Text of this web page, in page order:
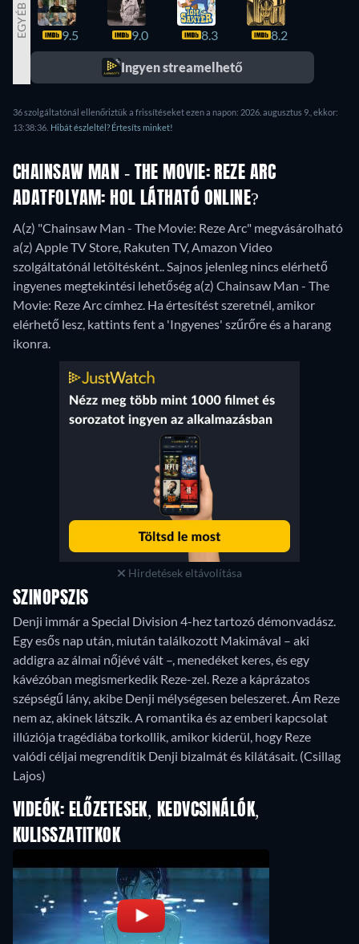
EGYÉB 9.5 9.0 8.3 8.2
Ingyen streamelhető
36 szolgáltatónál ellenőriztük a frissítéseket ezen a napon: 2026. augusztus 9., ekkor:
13:38:36. Hibát észleltél? Értesíts minket!
CHAINSAW MAN - THE MOVIE: REZE ARC
ADATFOLYAM: HOL LÁTHATÓ ONLINE?
A(z) "Chainsaw Man - The Movie: Reze Arc" megvásárolható
a(z) Apple TV Store, Rakuten TV, Amazon Video
szolgáltatónál letöltésként..Sajnos jelenleg nincs elérhető
ingyenes megtekintési lehetőség a(z) Chainsaw Man - The
Movie: Reze Arc címhez. Ha értesítést szeretnél, amikor
elérhető lesz, kattints fent a 'Ingyenes' szűrőre és a harang
ikonra.
Hirdetések eltávolítása
SZINOPSZIS
Denji immár a Special Division 4-hez tartozó démonvadász.
Egy esős nap után, miután találkozott Makimával – aki
addigra az álmai nőjévé vált –, menedéket keres, és egy
kávézóban megismerkedik Reze-zel. Reze a káprázatos
szépségű lány, akibe Denji mélységesen beleszeret. Ám Reze
nem az, akinek látszik. A romantika és az emberi kapcsolat
illúziója tragédiába torkollik, amikor kiderül, hogy Reze
valódi céljai megrendítik Denji bizalmát és kilátásait. (Csillag
Lajos)
VIDEÓK: ELŐZETESEK, KEDVCSINÁLÓK,
KULISSZATITKOK